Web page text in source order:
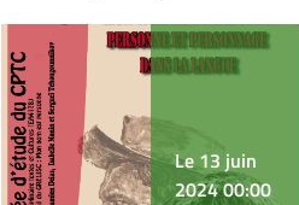
Le 13 juin
2024 00:00